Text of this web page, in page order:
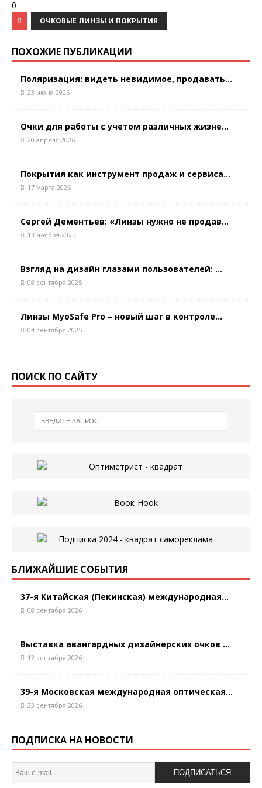
0
ОЧКОВЫЕ ЛИНЗЫ И ПОКРЫТИЯ
ПОХОЖИЕ ПУБЛИКАЦИИ
Поляризация: видеть невидимое, продавать...
23 июня 2026
Очки для работы с учетом различных жизне...
20 апреля 2026
Покрытия как инструмент продаж и сервиса...
17 марта 2026
Сергей Дементьев: «Линзы нужно не продав...
13 ноября 2025
Взгляд на дизайн глазами пользователей: ...
08 сентября 2025
Линзы MyoSafe Pro – новый шаг в контроле...
04 сентября 2025
ПОИСК ПО САЙТУ
БЛИЖАЙШИЕ СОБЫТИЯ
37-я Китайская (Пекинская) международная...
08 сентября 2026
Выставка авангардных дизайнерских очков ...
12 сентября 2026
39-я Московская международная оптическая...
23 сентября 2026
ПОДПИСКА НА НОВОСТИ
ПОДПИСАТЬСЯ